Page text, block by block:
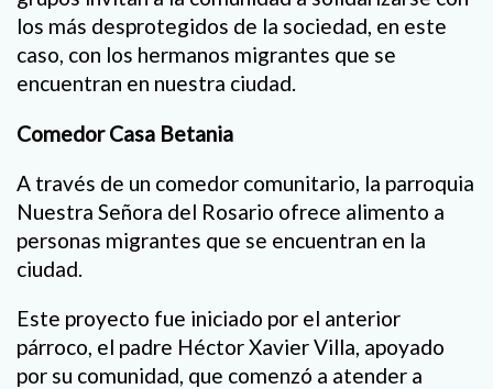
los más desprotegidos de la sociedad, en este
caso, con los hermanos migrantes que se
encuentran en nuestra ciudad.
Comedor Casa Betania
A través de un comedor comunitario, la parroquia
Nuestra Señora del Rosario ofrece alimento a
personas migrantes que se encuentran en la
ciudad.
Este proyecto fue iniciado por el anterior
párroco, el padre Héctor Xavier Villa, apoyado
por su comunidad, que comenzó a atender a